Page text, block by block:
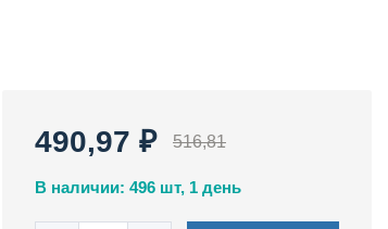
490,97 ₽ 516,81
В наличии: 496 шт, 1 день